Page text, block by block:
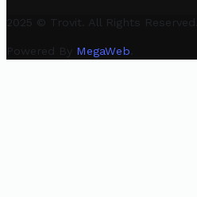
2025 © Trovit. All Rights Reserved.
Powered By MegaWeb